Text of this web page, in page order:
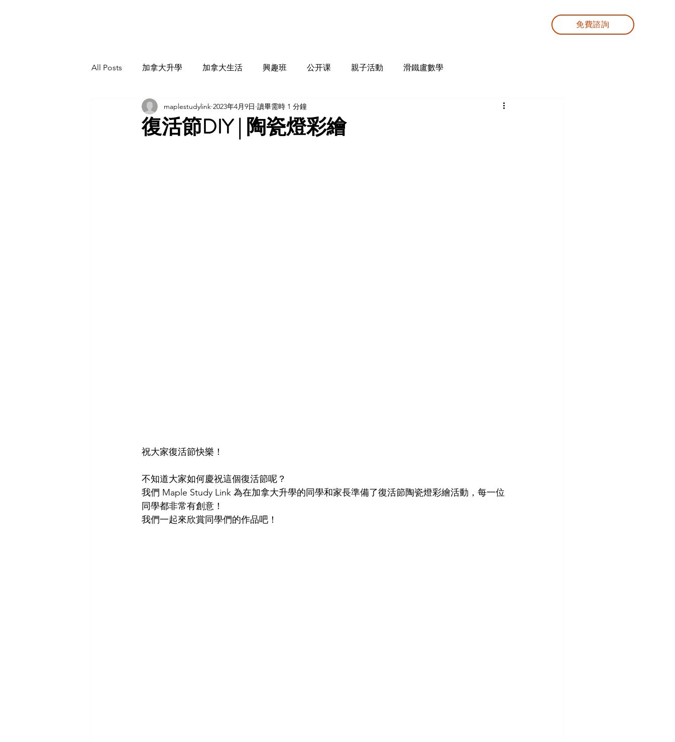
免費諮詢
All Posts 加拿大升學 加拿大生活 興趣班 公开课 親子活動 滑鐵盧數學
復活節DIY | 陶瓷燈彩繪
maplestudylink 2023年4月9日 讀畢需時 1 分鐘
祝大家復活節快樂！
不知道大家如何慶祝這個復活節呢？
我們 Maple Study Link 為在加拿大升學的同學和家長準備了復活節陶瓷燈彩繪活動，每一位
同學都非常有創意！
我們一起來欣賞同學們的作品吧！